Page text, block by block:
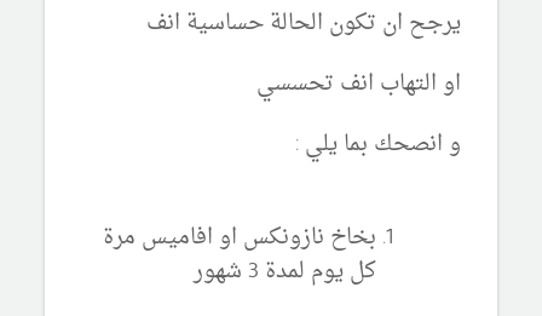
يرجح ان تكون الحالة حساسية انف
او التهاب انف تحسسي
و انصحك بما يلي :
بخاخ نازونكس او افاميس مرة
كل يوم لمدة 3 شهور